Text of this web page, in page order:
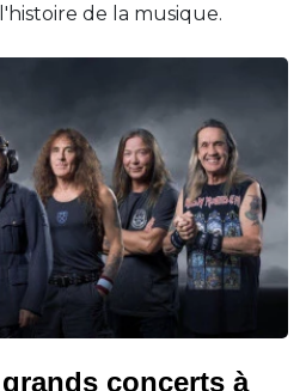
de la musique.
concerts à